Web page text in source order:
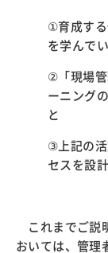
①育成する
を学んで
②「現場管
ーニング
と
③上記の活
セスを設
これまでご説
おいては、管理